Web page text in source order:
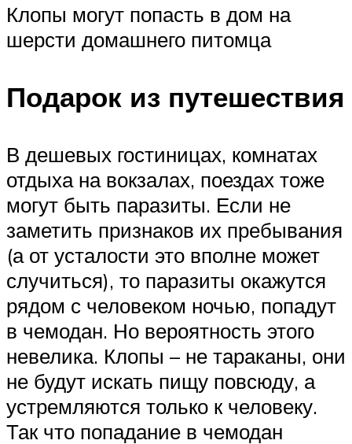
Клопы могут попасть в дом на
шерсти домашнего питомца
Подарок из путешествия
В дешевых гостиницах, комнатах
отдыха на вокзалах, поездах тоже
могут быть паразиты. Если не
заметить признаков их пребывания
(а от усталости это вполне может
случиться), то паразиты окажутся
рядом с человеком ночью, попадут
в чемодан. Но вероятность этого
невелика. Клопы – не тараканы, они
не будут искать пищу повсюду, а
устремляются только к человеку.
Так что попадание в чемодан